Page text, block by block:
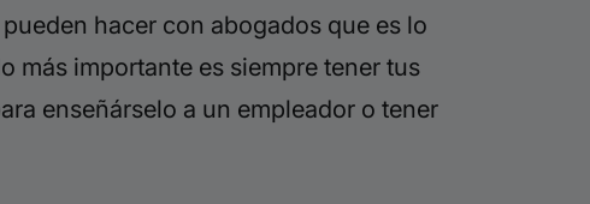
hacer con abogados que es lo
más importante es siempre tener tus
enseñárselo a un empleador o tener